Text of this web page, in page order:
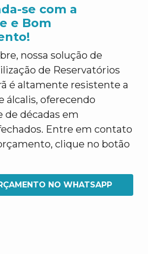
se com a
e Bom
nossa solução de
de Reservatórios
é altamente resistente a
álcalis, oferecendo
de décadas em
Entre em contato
clique no botão
NO WHATSAPP